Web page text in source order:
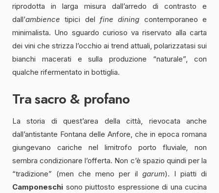
riprodotta in larga misura dall’arredo di contrasto e
dall’ambiencetipici delfine dining contemporaneo e
minimalista. Uno sguardo curioso va riservato alla carta
dei vini che strizza l’occhio ai trend attuali, polarizzatasi sui
bianchi macerati e sulla produzione “naturale”, con
qualche rifermentato in bottiglia.
Tra sacro & profano
La storia di quest’area della città, rievocata anche
dall’antistante Fontana delle Anfore, che in epoca romana
giungevano cariche nel limitrofo porto fluviale, non
sembra condizionare l’offerta. Non c’è spazio quindi per la
“tradizione” (men che meno per il garum). I piatti di
Camponeschi sono piuttosto espressione di una cucina